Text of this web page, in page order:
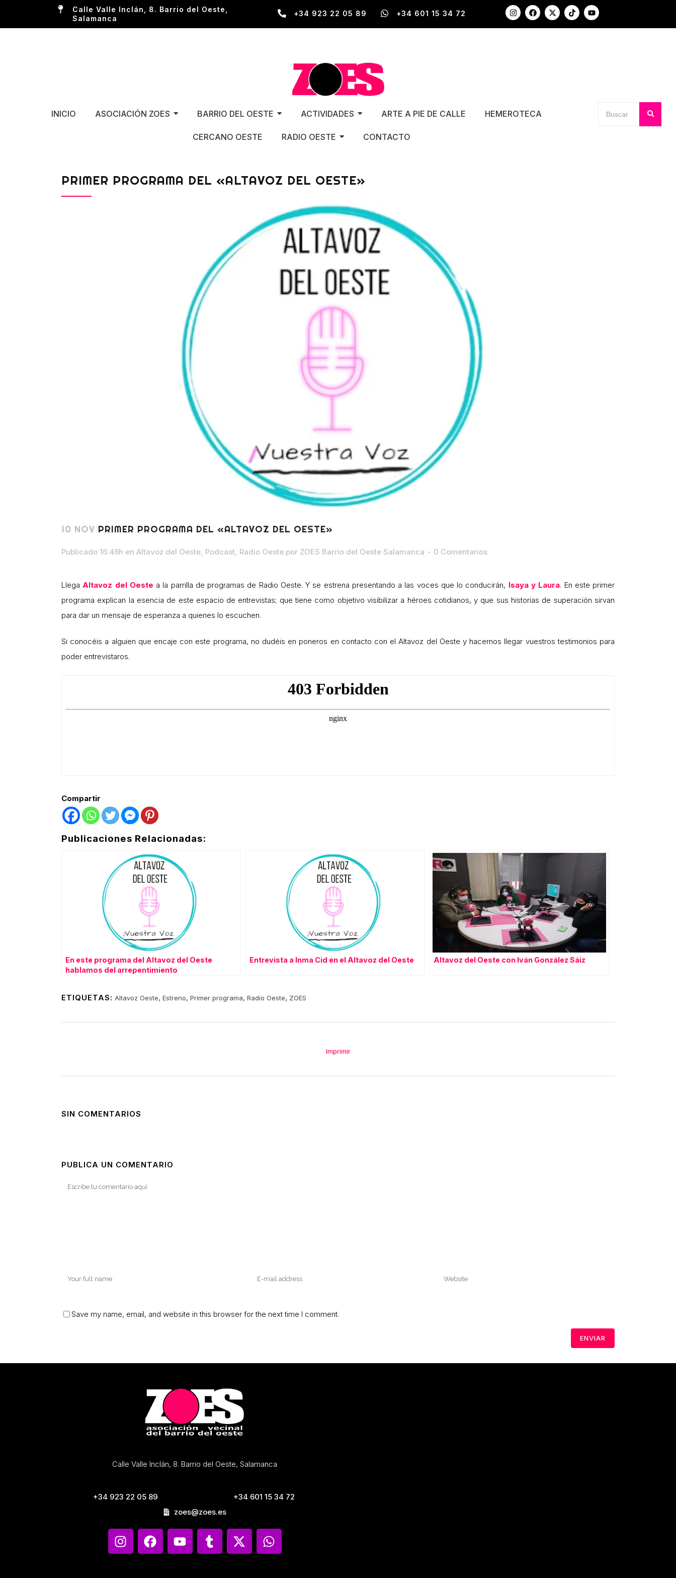
Calle Valle Inclán, 8. Barrio del Oeste,
Salamanca
+34 923 22 05 89 +34 601 15 34 72
INICIO ASOCIACIÓN ZOES BARRIO DEL OESTE ACTIVIDADES ARTE A PIE DE CALLE HEMEROTECA
CERCANO OESTE RADIO OESTE CONTACTO
PRIMER PROGRAMA DEL «ALTAVOZ DEL OESTE»
10 NOV PRIMER PROGRAMA DEL «ALTAVOZ DEL OESTE»
Publicado 16:46h en Altavoz del Oeste Podcast Radio Oeste por ZOES Barrio del Oeste Salamanca 0 Comentarios
Llega Altavoz del Oeste a la parrilla de programas de Radio Oeste. Y se estrena presentando a las voces que lo conducirán, Isaya y Laura. En este primer
programa explican la esencia de este espacio de entrevistas; que tiene como objetivo visibilizar a héroes cotidianos, y que sus historias de superación sirvan
para dar un mensaje de esperanza a quienes lo escuchen.
Si conocéis a alguien que encaje con este programa, no dudéis en poneros en contacto con el Altavoz del Oeste y hacernos llegar vuestros testimonios para
poder entrevistaros.
Compartir
Publicaciones Relacionadas:
En este programa del Altavoz del Oeste
hablamos del arrepentimiento
Entrevista a Inma Cid en el Altavoz del Oeste Altavoz del Oeste con Iván González Sáiz
ETIQUETAS: Altavoz Oeste, Estreno, Primer programa, Radio Oeste, ZOES
Imprimir
SIN COMENTARIOS
PUBLICA UN COMENTARIO
Save my name, email, and website in this browser for the next time I comment.
Calle Valle Inclán, 8. Barrio del Oeste, Salamanca
+34 923 22 05 89
+34 601 15 34 72
zoes@zoes.es